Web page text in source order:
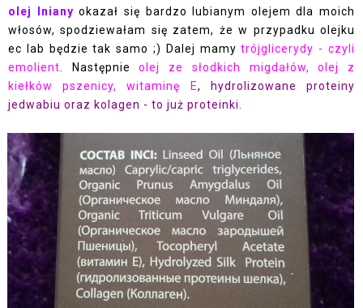
olej lniany okazał się bardzo lubianym olejem dla moich
włosów, spodziewałam się zatem, że w przypadku olejku
ec lab będzie tak samo ;) Dalej mamytrójglicerydy - czyli
emolient . Następnieolej ze słodkich migdałów, olej z
kiełków pszenicy, witaminę E, hydrolizowane proteiny
jedwabiu oraz kolagen - to już proteinki.